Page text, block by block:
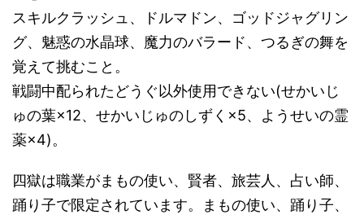
スキルクラッシュ、ドルマドン、ゴッドジャグリン
グ、魅惑の水晶球、魔力のバラード、つるぎの舞を
覚えて挑むこと。
戦闘中配られたどうぐ以外使用できない(せかいじ
ゅの葉×12、せかいじゅのしずく×5、ようせいの霊
薬×4)。
四獄は職業がまもの使い、賢者、旅芸人、占い師、
踊り子で限定されています。まもの使い、踊り子、